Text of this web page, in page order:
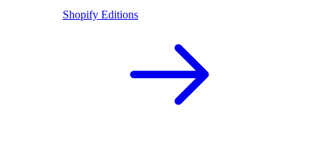
Shopify Editions